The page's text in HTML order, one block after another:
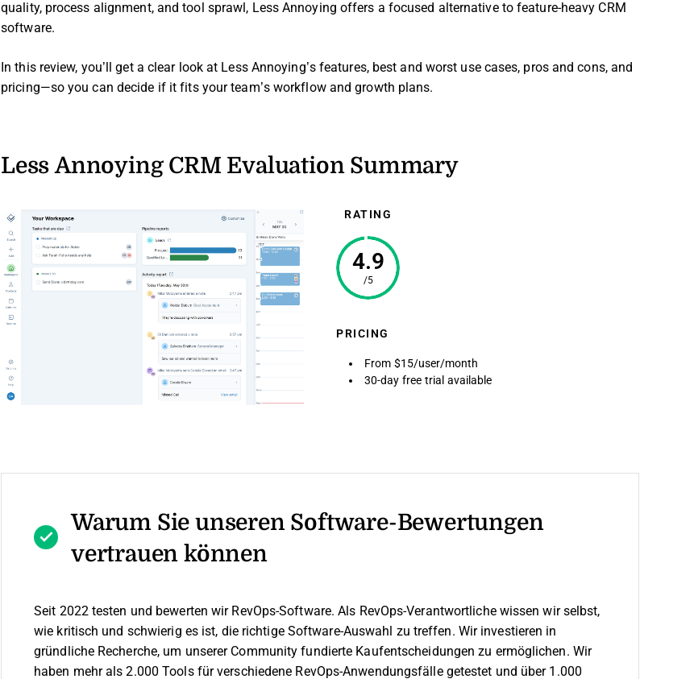
quality, process alignment, and tool sprawl, Less Annoying offers a focused alternative to feature-heavy CRM
software.
In this review, you’ll get a clear look at Less Annoying’s features, best and worst use cases, pros and cons, and
pricing—so you can decide if it fits your team’s workflow and growth plans.
Less Annoying CRM Evaluation Summary
RATING
4.9
/5
PRICING
From $15/user/month
30-day free trial available
Warum Sie unseren Software-Bewertungen
vertrauen können
Seit 2022 testen und bewerten wir RevOps-Software. Als RevOps-Verantwortliche wissen wir selbst,
wie kritisch und schwierig es ist, die richtige Software-Auswahl zu treffen. Wir investieren in
gründliche Recherche, um unserer Community fundierte Kaufentscheidungen zu ermöglichen. Wir
haben mehr als 2.000 Tools für verschiedene RevOps-Anwendungsfälle getestet und über 1.000